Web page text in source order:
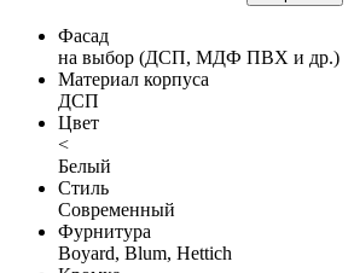
Фасад
на выбор (ДСП, МДФ ПВХ и др.)
Материал корпуса
ДСП
Цвет
<
Белый
Стиль
Современный
Фурнитура
Boyard, Blum, Hettich